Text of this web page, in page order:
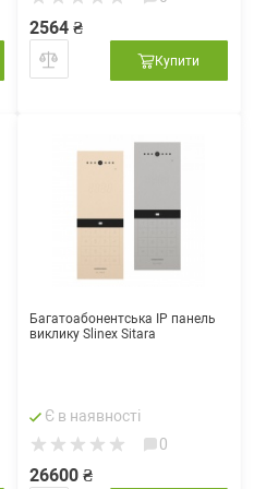
2564 ₴
Купити
Багатоабонентська IP панель
виклику Slinex Sitara
Є в наявності
0
26600 ₴